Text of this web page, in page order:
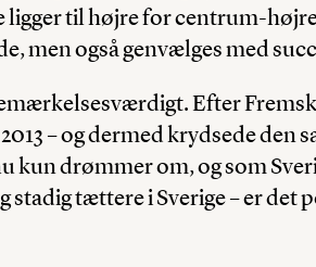
ligger til højre for centrum-
men også genvælges med
Efter
– og dermed krydsede den
kun drømmer om, og som
stadig tættere i Sverige – er det